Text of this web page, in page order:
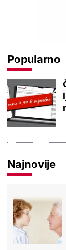
Popularno
Najnovije